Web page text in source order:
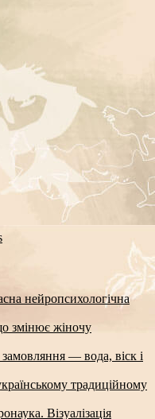
нейропсихологічна
змінює жіночу
замовляння — вода, віск і
традиційному
Візуалізація